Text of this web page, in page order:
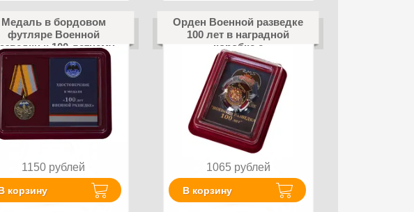
Медаль в бордовом
футляре Военной
к 100-летнему
юбилею
1150 рублей
корзину
Орден Военной разведке
100 лет в наградной
коробке с
удостоверением в
комплекте
1065 рублей
В корзину